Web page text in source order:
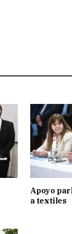
Apoyo
a textiles